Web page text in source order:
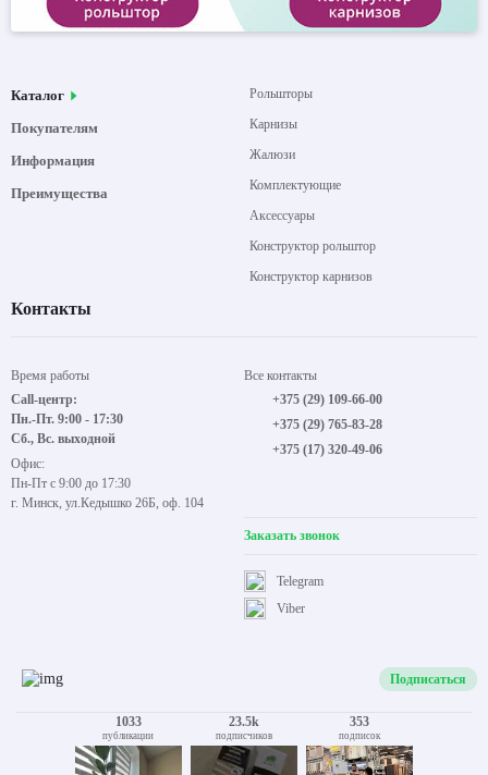
Каталог
Покупателям
Информация
Преимущества
Рольшторы
Карнизы
Жалюзи
Комплектующие
Аксессуары
Конструктор рольштор
Конструктор карнизов
Контакты
Время работы
Call-центр:
Пн.-Пт. 9:00 - 17:30
Сб., Вс. выходной
Офис:
Пн-Пт с 9:00 до 17:30
г. Минск, ул.Кедышко 26Б, оф. 104
Все контакты
+375 (29) 109-66-00
+375 (29) 765-83-28
+375 (17) 320-49-06
Заказать звонок
Viber
Telegram
Подписаться
1033
публикации
23.5k
подписчиков
353
подписок